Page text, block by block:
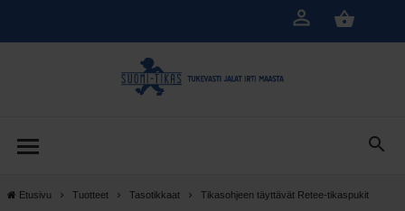
Etusivu Tuotteet Tasotikkaat Tikasohjeen täyttävät Retee-tikaspukit